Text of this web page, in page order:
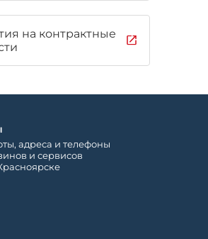
на контрактные
адреса и телефоны
и сервисов